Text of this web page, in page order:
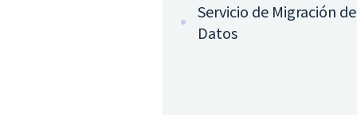
Servicio de Migración de
Datos